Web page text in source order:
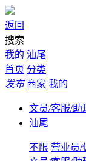
返回
搜索
我的 汕尾
首页 分类
发布 商家 我的
文员/客服/助
汕尾
不限 营业员/